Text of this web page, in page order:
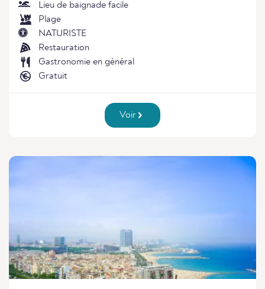
Lieu de baignade facile
Plage
NATURISTE
Restauration
Gastronomie en général
Gratuit
Voir